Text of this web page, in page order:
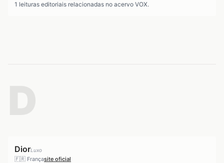
1 leituras editoriais relacionadas no acervo VOX.
DiorLuxo
🇫🇷 Françasite oficial